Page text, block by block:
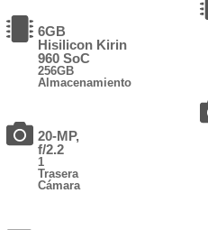
6GB
Hisilicon Kirin
960 SoC
256GB
Almacenamiento
20-MP,
f/2.2
1
Trasera
Cámara